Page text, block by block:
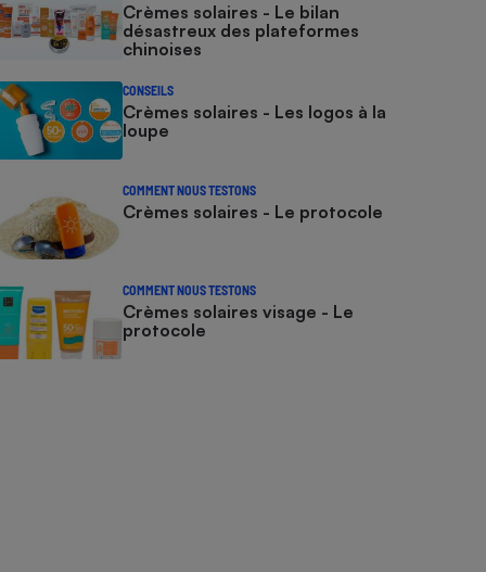
Crèmes solaires - Le bilan
désastreux des plateformes
chinoises
CONSEILS
Crèmes solaires - Les logos à la
loupe
COMMENT NOUS TESTONS
Crèmes solaires - Le protocole
COMMENT NOUS TESTONS
Crèmes solaires visage - Le
protocole